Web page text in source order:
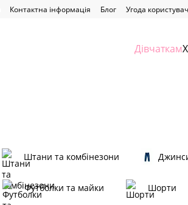
Контактна інформація Блог Угода
Дівчаткам
Штани та комбінезони
Футболки та майки Шорти